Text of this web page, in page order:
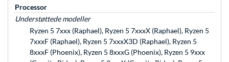
Processor
Understøttede modeller
Ryzen 5 7xxx (Raphael), Ryzen 5 7xxxX (Raphael), Ryzen 5
7xxxF (Raphael), Ryzen 5 7xxxX3D (Raphael), Ryzen 5
8xxxF (Phoenix), Ryzen 5 8xxxG (Phoenix), Ryzen 5 9xxx